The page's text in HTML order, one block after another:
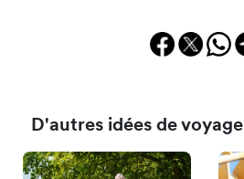
D'autres idées de voyage